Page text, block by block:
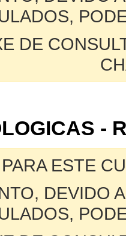
DE
-
ESTE
DEVIDO